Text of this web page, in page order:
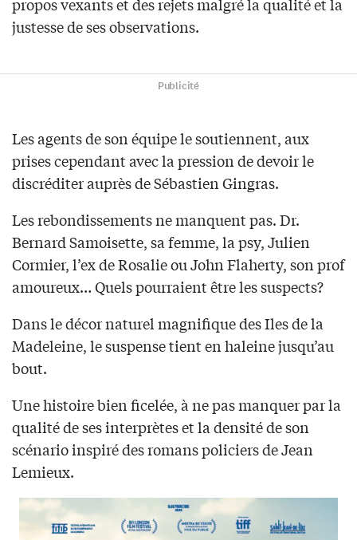
justesse de ses observations.
Publicité
Les agents de son équipe le soutiennent, aux
prises cependant avec la pression de devoir le
discréditer auprès de Sébastien Gingras.
Les rebondissements ne manquent pas. Dr.
Bernard Samoisette, sa femme, la psy, Julien
Cormier, l’ex de Rosalie ou John Flaherty, son prof
amoureux… Quels pourraient être les suspects?
Dans le décor naturel magnifique des Iles de la
Madeleine, le suspense tient en haleine jusqu’au
bout.
Une histoire bien ficelée, à ne pas manquer par la
qualité de ses interprètes et la densité de son
scénario inspiré des romans policiers de Jean
Lemieux.